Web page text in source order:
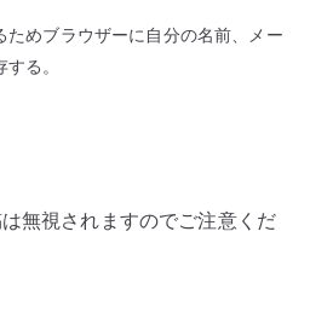
ためブラウザーに自分の名前、メー
る。
無視されますのでご注意くだ